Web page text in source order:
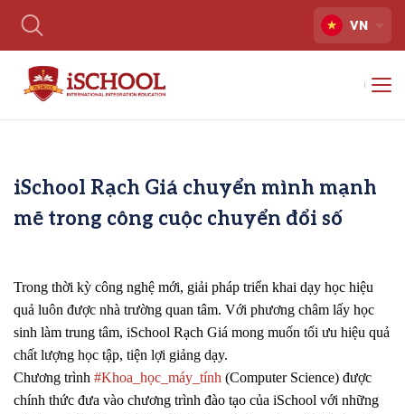
VN
iSchool Rạch Giá chuyển mình mạnh
mẽ trong công cuộc chuyển đổi số
Trong thời kỳ công nghệ mới, giải pháp triển khai dạy học hiệu
quả luôn được nhà trường quan tâm. Với phương châm lấy học
sinh làm trung tâm, iSchool Rạch Giá mong muốn tối ưu hiệu quả
chất lượng học tập, tiện lợi giảng dạy.
Chương trình #Khoa_học_máy_tính (Computer Science) được
chính thức đưa vào chương trình đào tạo của iSchool với những